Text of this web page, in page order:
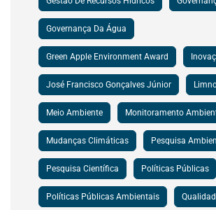
Governança Da Água
Green Apple Environment Award
José Francisco Gonçalves Júnior
Meio Ambiente Monitoramento
Mudanças Climáticas Pesquisa
Pesquisa Científica Políticas Públicas
Políticas Públicas Ambientais